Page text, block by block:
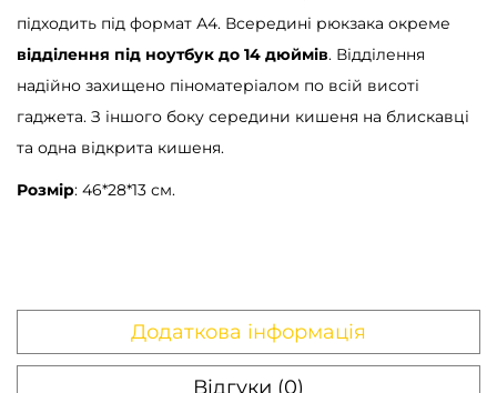
підходить під формат А4. Всередині рюкзака окреме
відділення під ноутбук до 14 дюймів. Відділення
надійно захищено піноматеріалом по всій висоті
гаджета. З іншого боку середини кишеня на блискавці
та одна відкрита кишеня.
Розмір: 46*28*13 см.
Додаткова інформація
Відгуки (0)